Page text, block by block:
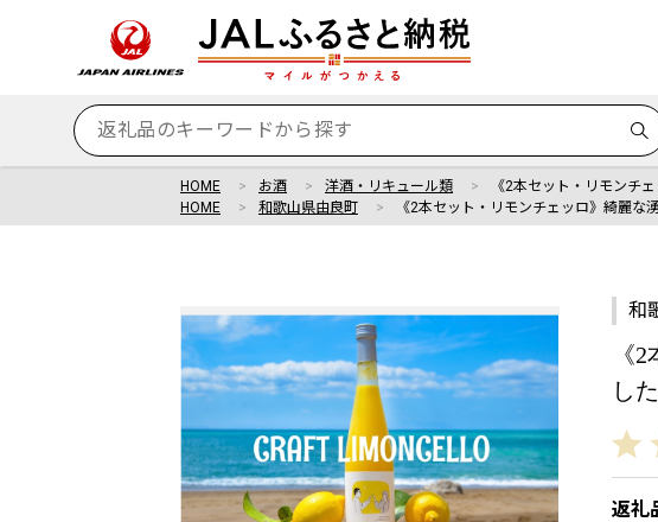
HOME お酒 洋酒・リキュール類 《2本セット・リモンチ
HOME
和歌山県由良町 《2本セット・リモンチェッロ》綺麗な
和
《
し
返礼